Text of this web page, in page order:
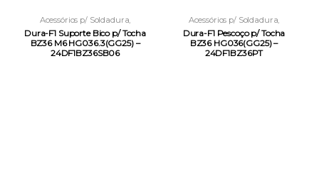
Acessórios p/ Soldadura,
Equipamentos e Acessórios ,
Tochas e Acessórios MIG
Dura-F1 Suporte Bico p/ Tocha
BZ36 M6 HG036.3(GG25) –
24DF1BZ36SB06
Acessórios p/ Soldadura,
Equipamentos e Acessórios
Tochas e Acessórios MIG
Dura-F1 Pescoço p/ Tocha
BZ36 HG036(GG25) –
24DF1BZ36PT